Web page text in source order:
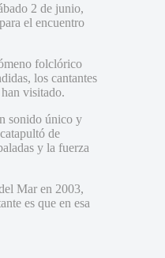
2 de junio,
el encuentro
folclórico
los cantantes
visitado.
sonido único y
de
y la fuerza
Mar en 2003,
es que en esa